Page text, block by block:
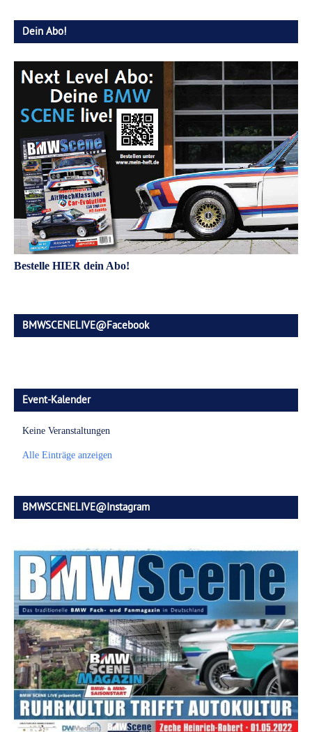
Dein Abo!
Bestelle HIER dein Abo!
BMWSCENELIVE@Facebook
Event-Kalender
Keine Veranstaltungen
Alle Einträge anzeigen
BMWSCENELIVE@Instagram